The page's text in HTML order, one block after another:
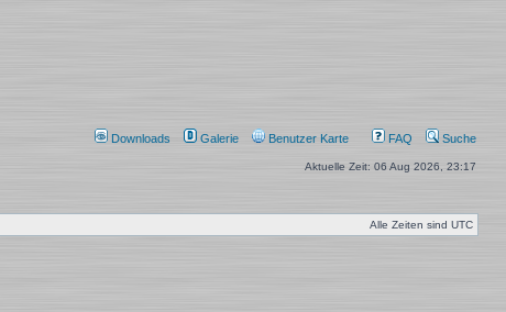
Downloads Galerie Benutzer Karte FAQ Suche
Aktuelle Zeit: 06 Aug 2026, 23:17
Alle Zeiten sind UTC